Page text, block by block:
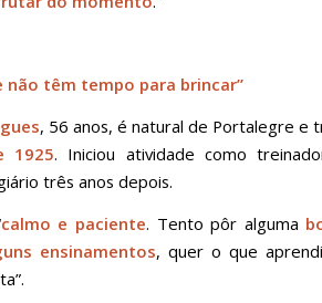
não têm tempo para brincar”
, 56 anos, é natural de Portalegre e
1925. Iniciou atividade como
três anos depois.
calmo e paciente. Tento pôr alguma
ensinamentos, quer o que